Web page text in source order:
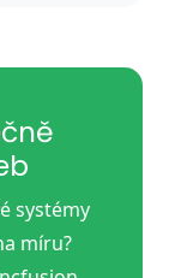
systémy
míru?